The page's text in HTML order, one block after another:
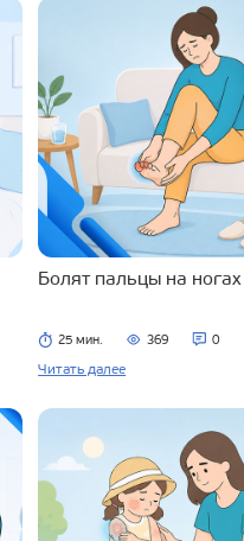
Болят пальцы на ногах
25 мин. 369 0
Читать далее